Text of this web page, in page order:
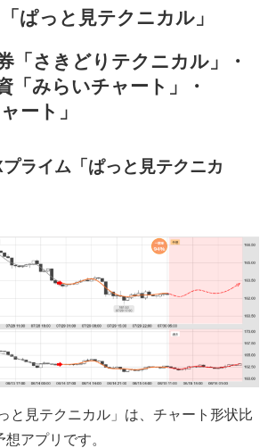
ぱっと見テクニカル」
「さきどりテクニカル」・
「みらいチャート」・
ート」
ライム「ぱっと見テクニカ
と見テクニカル」は、チャート形状比
アプリです。